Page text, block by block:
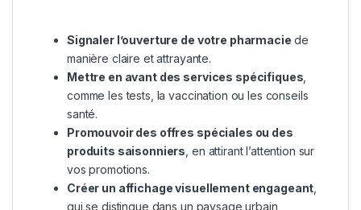
Signaler l’ouverture de votre pharmacie de
manière claire et attrayante.
Mettre en avant des services spécifiques
comme les tests, la vaccination ou les conseils
santé.
Promouvoir des offres spéciales ou des
produits saisonniers , en attirant l’attention sur
vos promotions.
Créer un affichage visuellement engageant
qui se distingue dans un paysage urbain